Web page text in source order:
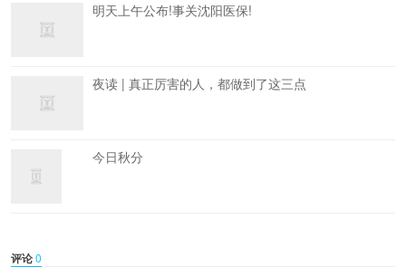
明天上午公布!事关沈阳医保!
夜读 | 真正厉害的人，都做到了这三点
今日秋分
评论0